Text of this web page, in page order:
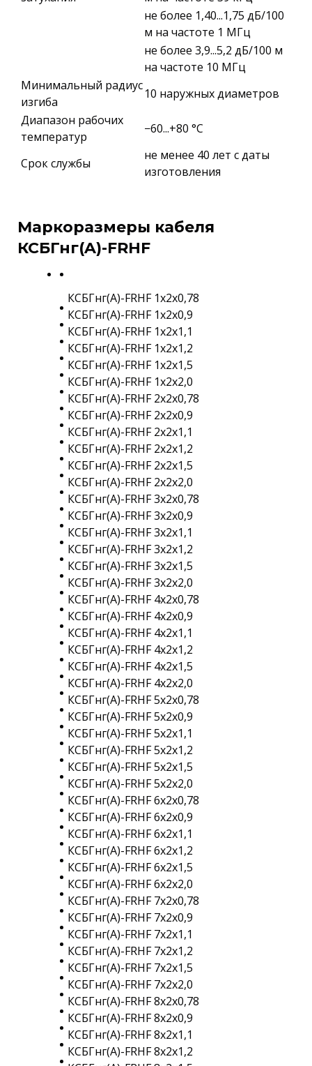
не более 1,40...1,75 дБ/100
м на частоте 1 МГц
не более 3,9...5,2 дБ/100 м
на частоте 10 МГц
Минимальный радиус
изгиба
10 наружных диаметров
Диапазон рабочих
температур
−60...+80 °C
Срок службы
не менее 40 лет с даты
изготовления
Маркоразмеры кабеля
КСБГнг(A)-FRHF
КСБГнг(A)-FRHF 1х2х0,78
КСБГнг(A)-FRHF 1х2х0,9
КСБГнг(A)-FRHF 1х2х1,1
КСБГнг(A)-FRHF 1х2х1,2
КСБГнг(A)-FRHF 1х2х1,5
КСБГнг(A)-FRHF 1х2х2,0
КСБГнг(A)-FRHF 2х2х0,78
КСБГнг(A)-FRHF 2х2х0,9
КСБГнг(A)-FRHF 2х2х1,1
КСБГнг(A)-FRHF 2х2х1,2
КСБГнг(A)-FRHF 2х2х1,5
КСБГнг(A)-FRHF 2х2х2,0
КСБГнг(A)-FRHF 3х2х0,78
КСБГнг(A)-FRHF 3х2х0,9
КСБГнг(A)-FRHF 3х2х1,1
КСБГнг(A)-FRHF 3х2х1,2
КСБГнг(A)-FRHF 3х2х1,5
КСБГнг(A)-FRHF 3х2х2,0
КСБГнг(A)-FRHF 4х2х0,78
КСБГнг(A)-FRHF 4х2х0,9
КСБГнг(A)-FRHF 4х2х1,1
КСБГнг(A)-FRHF 4х2х1,2
КСБГнг(A)-FRHF 4х2х1,5
КСБГнг(A)-FRHF 4х2х2,0
КСБГнг(A)-FRHF 5х2х0,78
КСБГнг(A)-FRHF 5х2х0,9
КСБГнг(A)-FRHF 5х2х1,1
КСБГнг(A)-FRHF 5х2х1,2
КСБГнг(A)-FRHF 5х2х1,5
КСБГнг(A)-FRHF 5х2х2,0
КСБГнг(A)-FRHF 6х2х0,78
КСБГнг(A)-FRHF 6х2х0,9
КСБГнг(A)-FRHF 6х2х1,1
КСБГнг(A)-FRHF 6х2х1,2
КСБГнг(A)-FRHF 6х2х1,5
КСБГнг(A)-FRHF 6х2х2,0
КСБГнг(A)-FRHF 7х2х0,78
КСБГнг(A)-FRHF 7х2х0,9
КСБГнг(A)-FRHF 7х2х1,1
КСБГнг(A)-FRHF 7х2х1,2
КСБГнг(A)-FRHF 7х2х1,5
КСБГнг(A)-FRHF 7х2х2,0
КСБГнг(A)-FRHF 8х2х0,78
КСБГнг(A)-FRHF 8х2х0,9
КСБГнг(A)-FRHF 8х2х1,1
КСБГнг(A)-FRHF 8х2х1,2